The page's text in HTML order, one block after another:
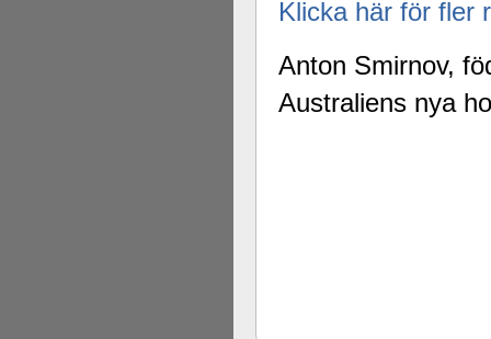
Klicka här för fler
Anton Smirnov,
Australiens nya